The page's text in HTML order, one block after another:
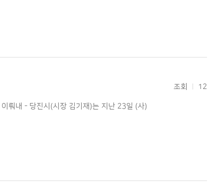
뤄내 - 당진시(시장 김기재)는 지난 23일 (사)
조회 12